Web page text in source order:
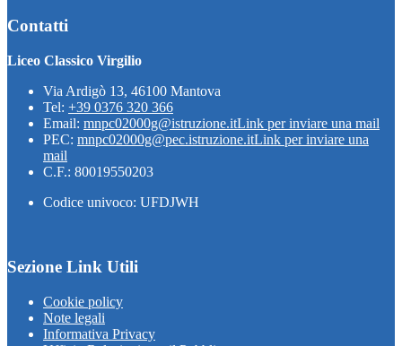
Contatti
Liceo Classico Virgilio
Via Ardigò 13, 46100 Mantova
Tel: +39 0376 320 366
Email: mnpc02000g@istruzione.itLink per inviare una mail
PEC: mnpc02000g@pec.istruzione.itLink per inviare una
mail
C.F.: 80019550203
Codice univoco: UFDJWH
Sezione Link Utili
Cookie policy
Note legali
Informativa Privacy